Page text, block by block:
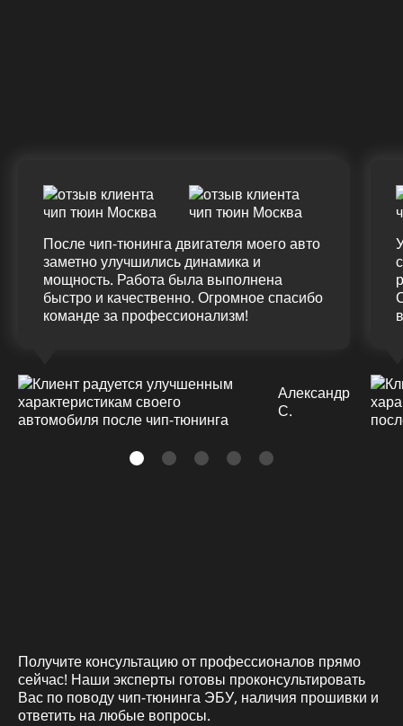
После чип-тюнинга двигателя моего авто
заметно улучшились динамика и
мощность. Работа была выполнена
быстро и качественно. Огромное спасибо
команде за профессионализм!
Александр
С.
Получите консультацию от профессионалов прямо
сейчас! Наши эксперты готовы проконсультировать
Вас по поводу чип-тюнинга ЭБУ, наличия прошивки и
ответить на любые вопросы.